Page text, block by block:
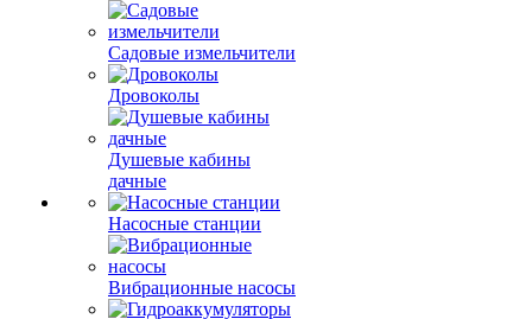
Садовые измельчители
Дровоколы
Душевые кабины
дачные
Насосные станции
Вибрационные насосы